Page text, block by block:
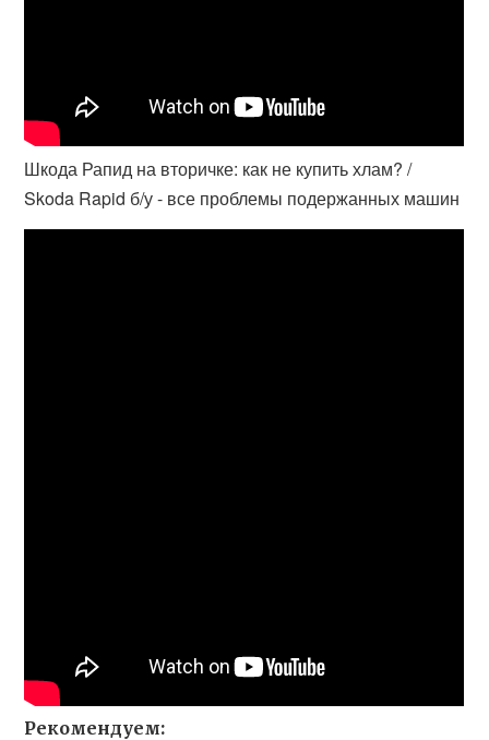
Шкода Рапид на вторичке: как не купить хлам? /
Skoda Rapid б/у - все проблемы подержанных машин
Рекомендуем: